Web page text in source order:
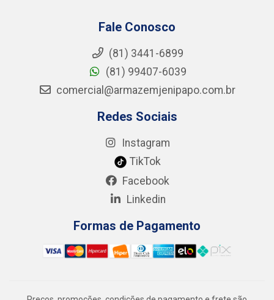
Fale Conosco
(81) 3441-6899
(81) 99407-6039
comercial@armazemjenipapo.com.br
Redes Sociais
Instagram
TikTok
Facebook
Linkedin
Formas de Pagamento